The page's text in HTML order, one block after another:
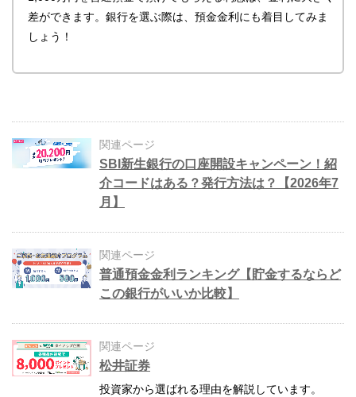
差ができます。銀行を選ぶ際は、預金金利にも着目してみま
しょう！
関連ページ
SBI新生銀行の口座開設キャンペーン！紹
介コードはある？発行方法は？【2026年7
月】
関連ページ
普通預金金利ランキング【貯金するならど
この銀行がいいか比較】
関連ページ
松井証券
投資家から選ばれる理由を解説しています。